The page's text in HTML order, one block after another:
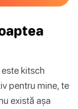
kitsch
pentru mine, te
există așa